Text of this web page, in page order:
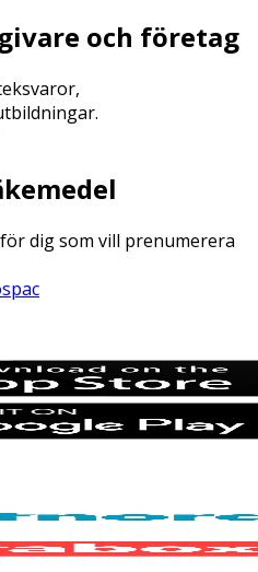
och företag
dig som vill prenumerera